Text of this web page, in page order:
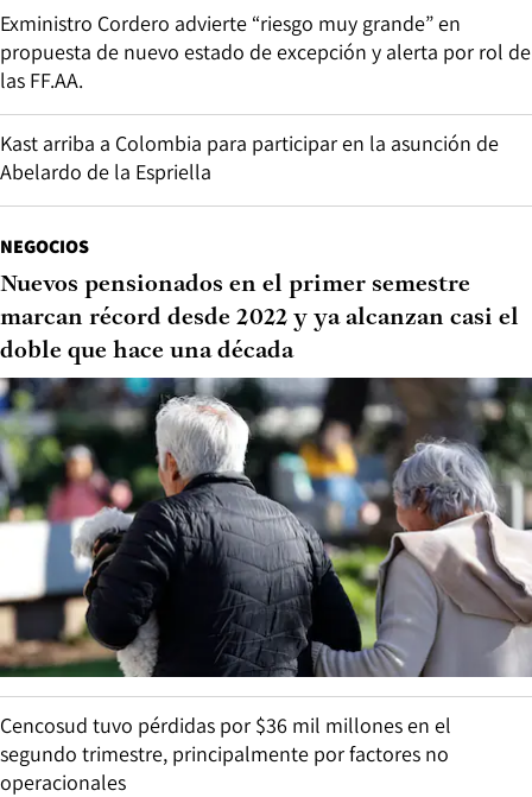
Exministro Cordero advierte “riesgo muy grande” en
propuesta de nuevo estado de excepción y alerta por rol de
las FF.AA.
Kast arriba a Colombia para participar en la asunción de
Abelardo de la Espriella
NEGOCIOS
Nuevos pensionados en el primer semestre
marcan récord desde 2022 y ya alcanzan casi el
doble que hace una década
Cencosud tuvo pérdidas por $36 mil millones en el
segundo trimestre, principalmente por factores no
operacionales